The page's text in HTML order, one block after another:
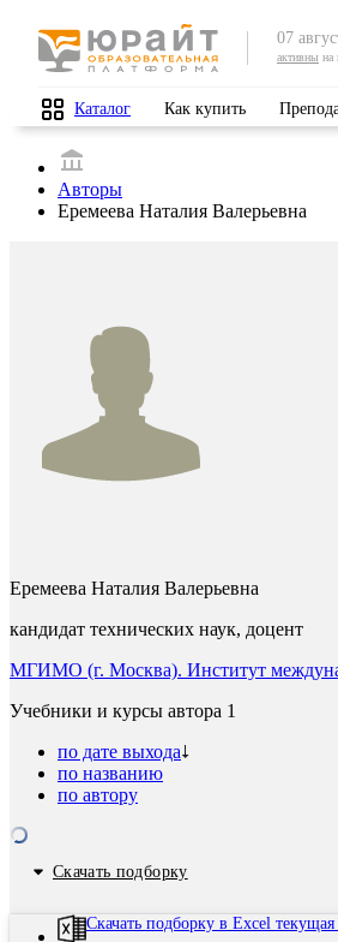
07
активны на
Каталог Как купить
Авторы
Еремеева Наталия Валерьевна
Еремеева Наталия Валерьевна
кандидат технических наук, доцент
МГИМО (г. Москва). Институт
Учебники и курсы автора 1
по дате выхода
по названию
по автору
Скачать подборку
Скачать подборку в Excel текущая